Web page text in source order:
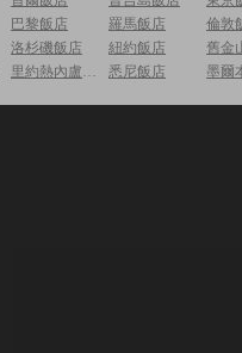
巴黎飯店 羅馬飯店
倫敦
洛杉磯飯店 紐約飯店
舊金
里約熱內盧飯店 悉尼飯店 墨爾